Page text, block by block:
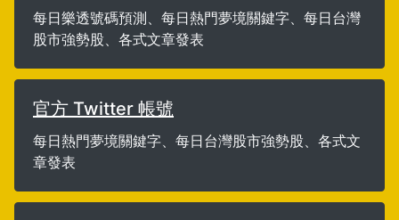
每日樂透號碼預測、每日熱門夢境關鍵字、每日台灣
股市強勢股、各式文章發表
官方 Twitter 帳號
每日熱門夢境關鍵字、每日台灣股市強勢股、各式文
章發表